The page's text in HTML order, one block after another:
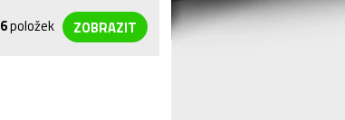
6položek